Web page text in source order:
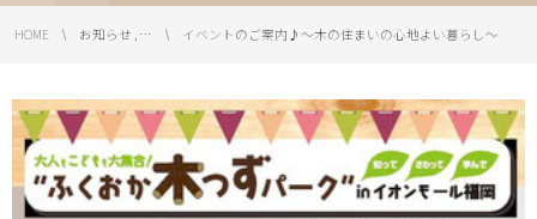
HOME お知らせ , … イベントのご案内♪～木の住まいの心地よい暮らし～